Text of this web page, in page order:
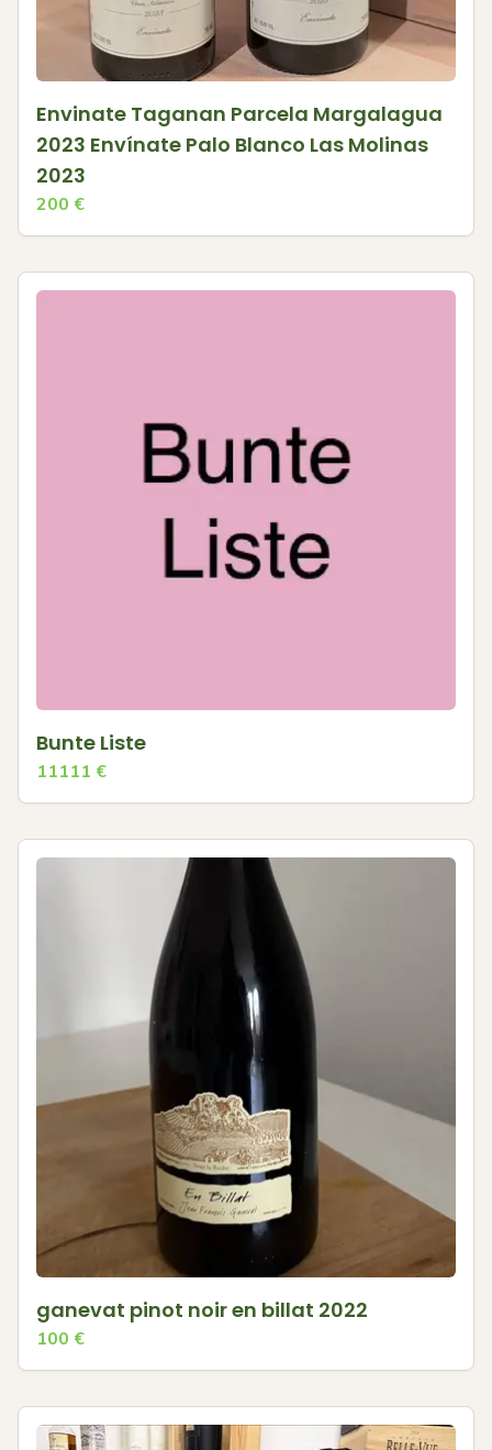
Envinate Taganan Parcela Margalagua
2023 Envínate Palo Blanco Las Molinas
2023
200 €
Bunte Liste
11111 €
ganevat pinot noir en billat 2022
100 €